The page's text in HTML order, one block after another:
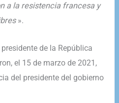
a la resistencia francesa y
».
de la República
el 15 de marzo de 2021,
del presidente del gobierno